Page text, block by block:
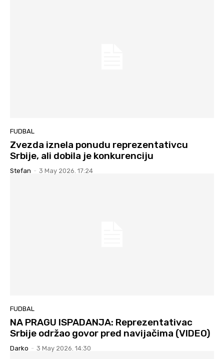
FUDBAL
Zvezda iznela ponudu reprezentativcu
Srbije, ali dobila je konkurenciju
Stefan - 3 May 2026. 17:24
FUDBAL
NA PRAGU ISPADANJA: Reprezentativac
Srbije održao govor pred navijačima (VIDEO)
Darko - 3 May 2026. 14:30